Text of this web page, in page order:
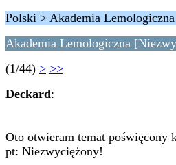
Polski > Akademia Lemologiczna
Akademia Lemologiczna
(1/44) > >>
Deckard:
Oto otwieram temat poświęcony
pt: Niezwyciężony!